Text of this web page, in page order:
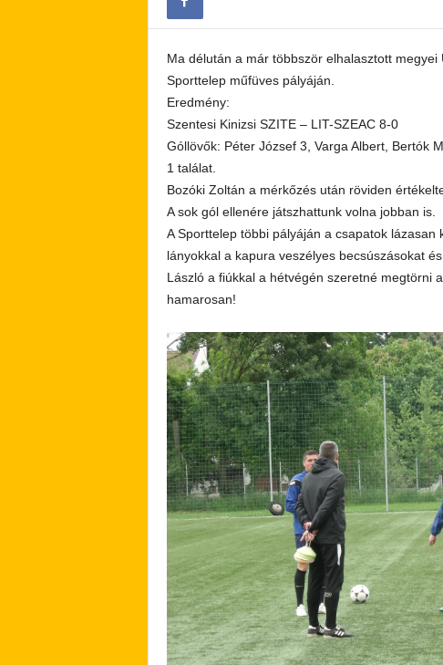
Ma délután a már többször elhalasztott
Sporttelep műfüves pályáján.
Eredmény:
Szentesi Kinizsi SZITE – LIT-SZEAC 8-0
Góllövők: Péter József 3, Varga Albert, Bertók
1 találat.
Bozóki Zoltán a mérkőzés után röviden
A sok gól ellenére játszhattunk volna jobban is.
A Sporttelep többi pályáján a csapatok
lányokkal a kapura veszélyes becsúszásokat
László a fiúkkal a hétvégén szeretné megtörni
hamarosan!